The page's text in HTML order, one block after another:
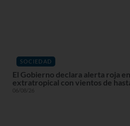
SOCIEDAD
El Gobierno declara alerta roja
extratropical con vientos de
06/08/26